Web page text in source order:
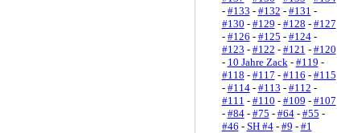
- #133 - #132 - #131 -
#130 - #129 - #128 - #127
- #126 - #125 - #124-
#123 - #122 - #121 - #120
- 10 Jahre Zack- #119 -
#118 - #117 - #116 - #115
- #114- #113 - #112 -
#111 - #110 - #109 - #107
- #84- #75 - #64- #55 -
#46 - SH #4- #9 - #1